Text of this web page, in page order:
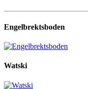
Engelbrektsboden
Watski